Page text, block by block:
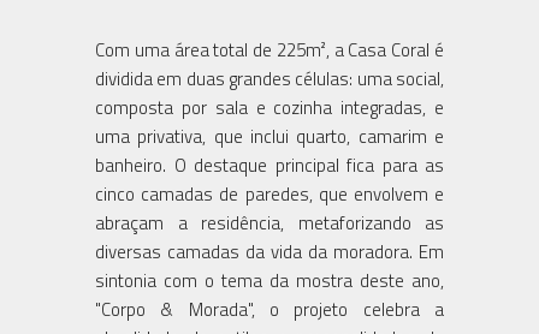
Com uma área total de 225m², a Casa Coral é
dividida em duas grandes células: uma social,
composta por sala e cozinha integradas, e
uma privativa, que inclui quarto, camarim e
banheiro. O destaque principal fica para as
cinco camadas de paredes, que envolvem e
abraçam a residência, metaforizando as
diversas camadas da vida da moradora. Em
sintonia com o tema da mostra deste ano,
"Corpo & Morada", o projeto celebra a